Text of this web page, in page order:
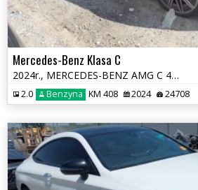
Mercedes-Benz Klasa C
2024r., MERCEDES-BENZ AMG C 43 4MATIC, 2L, od ubezpieczalni
2.0 Benzyna KM 408 2024 24708